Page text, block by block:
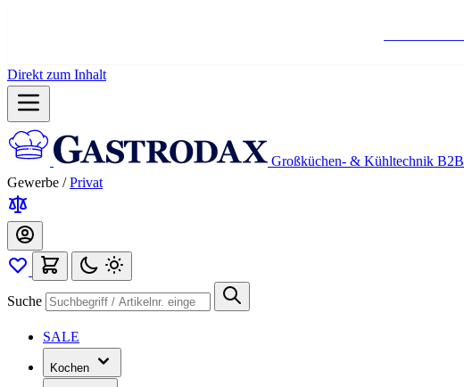
Direkt zum Inhalt
Großküchen- & Kühltechnik B2B
Gewerbe / Privat
Suche
SALE
Kochen